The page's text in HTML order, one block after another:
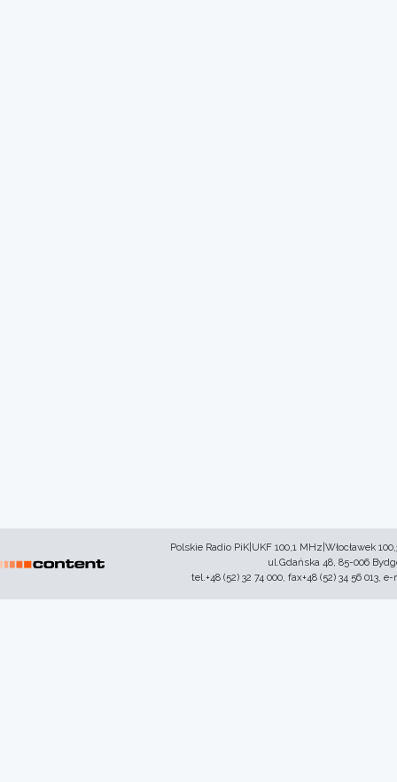
Polskie Radio PiK|UKF 100,1 MHz|Włocławek
ul.Gdańska 48, 85-006
tel.+48 (52) 32 74 000, fax+48 (52) 34 56 013,